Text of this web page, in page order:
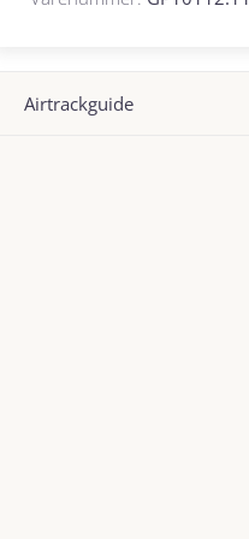
Airtrackguide